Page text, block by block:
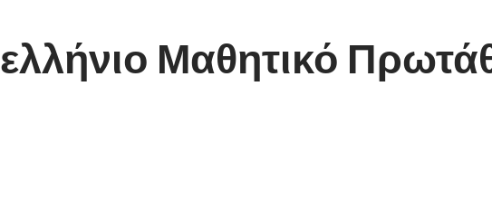
Μαθητικό